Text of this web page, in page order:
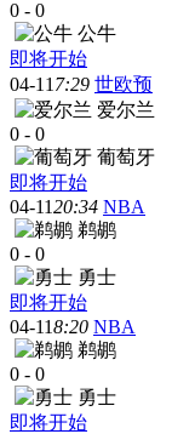
0 - 0
公牛
即将开始
04-11 7:29 世欧预
爱尔兰
0 - 0
葡萄牙
即将开始
04-1120:34 NBA
鹈鹕
0 - 0
勇士
即将开始
04-118:20 NBA
鹈鹕
0 - 0
勇士
即将开始